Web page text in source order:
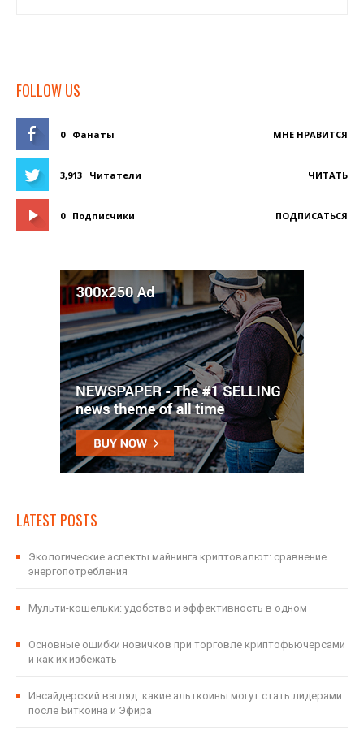
FOLLOW US
0 Фанаты МНЕ НРАВИТСЯ
3,913 Читатели ЧИТАТЬ
0 Подписчики ПОДПИСАТЬСЯ
LATEST POSTS
Экологические аспекты майнинга криптовалют: сравнение
энергопотребления
Мульти-кошельки: удобство и эффективность в одном
Основные ошибки новичков при торговле криптофьючерсами
и как их избежать
Инсайдерский взгляд: какие альткоины могут стать лидерами
после Биткоина и Эфира